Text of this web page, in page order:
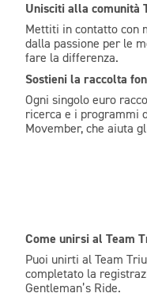
Unisciti alla comunità
Mettiti in contatto con
dalla passione per le
fare la differenza.
Sostieni la raccolta
Ogni singolo euro
ricerca e i programmi
Movember, che aiuta
Come unirsi al Team
Puoi unirti al Team
completato la
Gentleman’s Ride.